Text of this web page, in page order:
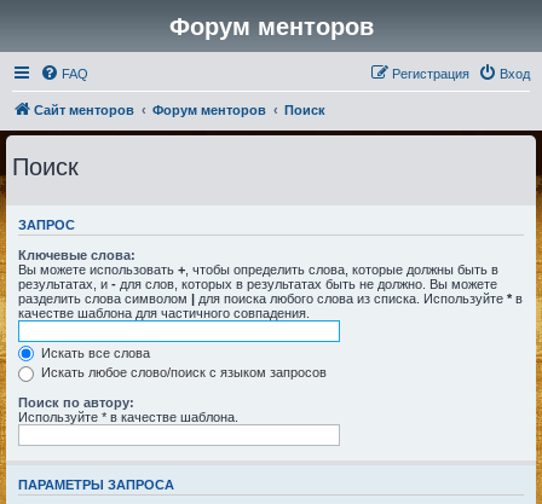
Форум менторов
FAQ Вход
Регистрация
Сайт менторов Форум менторов Поиск
Поиск
ЗАПРОС
Ключевые слова:
Вы можете использовать + , чтобы определить слова, которые должны быть в
результатах, и - для слов, которых в результатах быть не должно. Вы можете
разделить слова символом | для поиска любого слова из списка. Используйте * в
качестве шаблона для частичного совпадения.
Искать все слова
Искать любое слово/поиск с языком запросов
Поиск по автору:
Используйте * в качестве шаблона.
ПАРАМЕТРЫ ЗАПРОСА